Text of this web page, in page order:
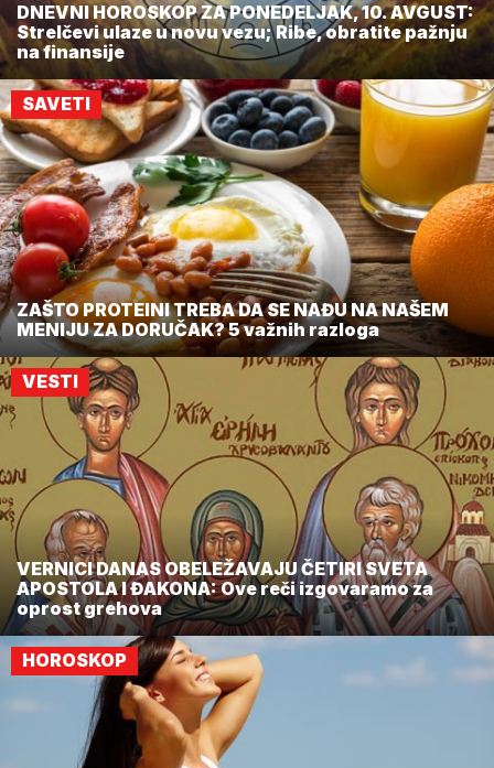
DNEVNI HOROSKOP ZA PONEDELJAK, 10. AVGUST:
Strelčevi ulaze u novu vezu; Ribe, obratite pažnju
na finansije
SAVETI
ZAŠTO PROTEINI TREBA DA SE NAĐU NA NAŠEM
MENIJU ZA DORUČAK? 5 važnih razloga
VESTI
VERNICI DANAS OBELEŽAVAJU ČETIRI SVETA
APOSTOLA I ĐAKONA: Ove reči izgovaramo za
oprost grehova
HOROSKOP